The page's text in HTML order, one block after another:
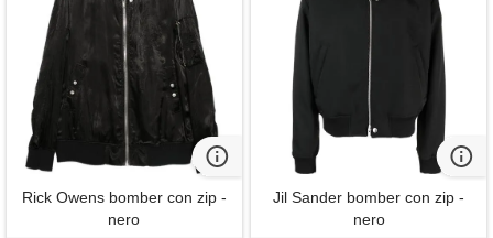
Rick Owens bomber con zip -
nero
Jil Sander bomber con zip -
nero